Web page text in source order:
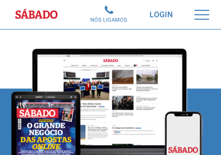
Sábado LOGIN
NÓS LIGAMOS